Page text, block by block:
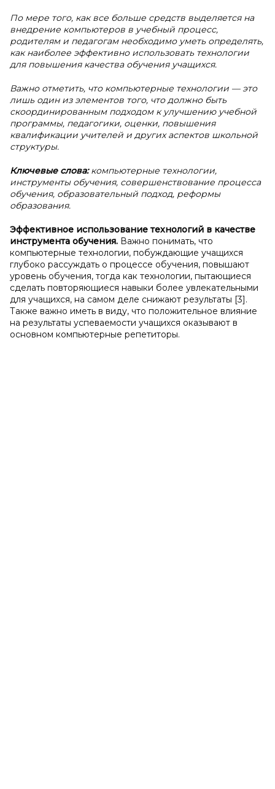
По мере того, как все больше средств выделяется на
внедрение компьютеров в учебный процесс,
родителям и педагогам необходимо уметь определять,
как наиболее эффективно использовать технологии
для повышения качества обучения учащихся.
Важно отметить, что компьютерные технологии — это
лишь один из элементов того, что должно быть
скоординированным подходом к улучшению учебной
программы, педагогики, оценки, повышения
квалификации учителей и других аспектов школьной
структуры.
Ключевые слова:компьютерные технологии,
инструменты обучения, совершенствование процесса
обучения, образовательный подход, реформы
образования.
Эффективное использование технологий в качестве
инструмента обучения. Важно понимать, что
компьютерные технологии, побуждающие учащихся
глубоко рассуждать о процессе обучения, повышают
уровень обучения, тогда как технологии, пытающиеся
сделать повторяющиеся навыки более увлекательными
для учащихся, на самом деле снижают результаты [3].
Также важно иметь в виду, что положительное влияние
на результаты успеваемости учащихся оказывают в
основном компьютерные репетиторы.